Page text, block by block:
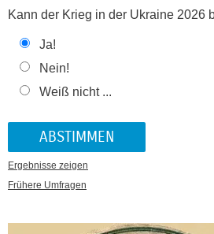
Kann der Krieg in der Ukraine 2026
Ja!
Nein!
Weiß nicht ...
Ergebnisse zeigen
Frühere Umfragen